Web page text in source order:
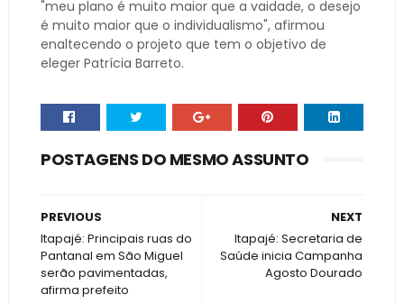
"meu plano é muito maior que a vaidade, o desejo
é muito maior que o individualismo", afirmou
enaltecendo o projeto que tem o objetivo de
eleger Patrícia Barreto.
POSTAGENS DO MESMO ASSUNTO
NEXT
Itapajé: Secretaria de
Saúde inicia Campanha
Agosto Dourado
PREVIOUS
Itapajé: Principais ruas do
Pantanal em São Miguel
serão pavimentadas,
afirma prefeito